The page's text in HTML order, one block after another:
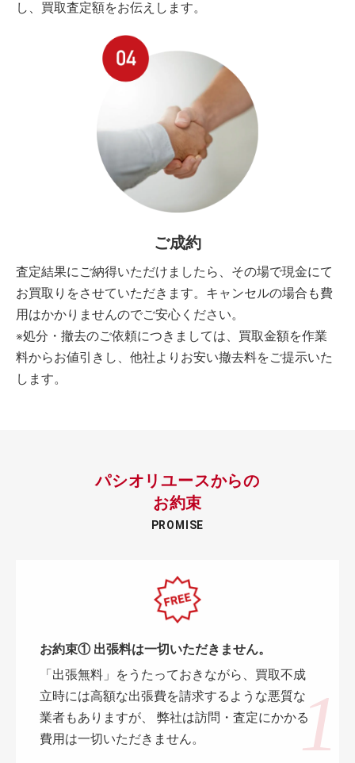
し、買取査定額をお伝えします。
ご成約
査定結果にご納得いただけましたら、その場で現金にて
お買取りをさせていただきます。キャンセルの場合も費
用はかかりませんのでご安心ください。
※処分・撤去のご依頼につきましては、買取金額を作業
料からお値引きし、他社よりお安い撤去料をご提示いた
します。
パシオリユースからの
お約束
PROMISE
お約束① 出張料は一切いただきません。
「出張無料」をうたっておきながら、買取不成
立時には高額な出張費を請求するような悪質な
業者もありますが、 弊社は訪問・査定にかかる
費用は一切いただきません。